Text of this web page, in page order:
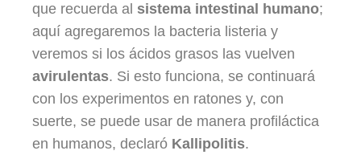
que recuerda al sistema intestinal humano;
aquí agregaremos la bacteria listeria y
veremos si los ácidos grasos las vuelven
avirulentas. Si esto funciona, se continuará
con los experimentos en ratones y, con
suerte, se puede usar de manera profiláctica
en humanos, declaró Kallipolitis.